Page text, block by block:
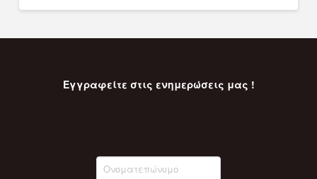
Εγγραφείτε στις ενημερώσεις μας !